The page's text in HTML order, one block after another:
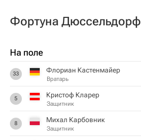
Фортуна Дюссельдорф
На поле
33 Флориан Кастенмайер
Вратарь
5 Кристоф Кларер
Защитник
8 Михал Карбовник
Защитник